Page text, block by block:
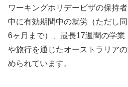
ワーキングホリデービザの保持
中に有効期間中の就労（ただし
6ヶ月まで）、最長17週間の学
や旅行を通じたオーストラリア
められています。